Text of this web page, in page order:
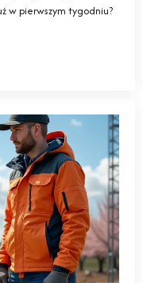
w pierwszym tygodniu?